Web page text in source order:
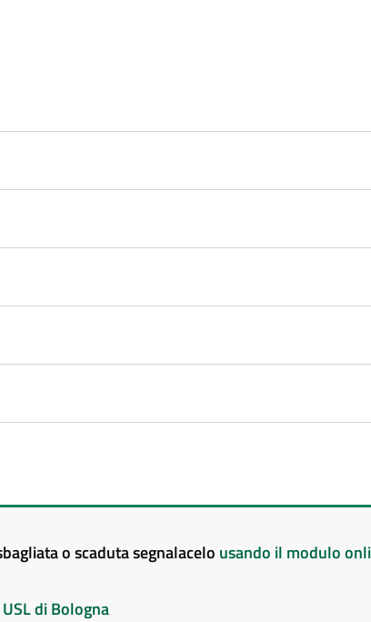
o scaduta segnalacelo usando il modulo
di Bologna